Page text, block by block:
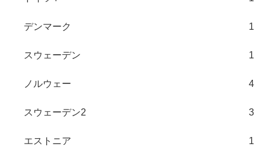
デンマーク 1
スウェーデン 1
ノルウェー 4
スウェーデン2 3
エストニア 1